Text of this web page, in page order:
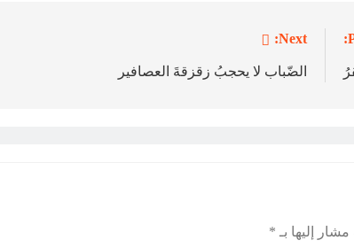
Next:
الضّباب لا يحجبُ زقزقةَ العصافير
مشار إليها بـ *